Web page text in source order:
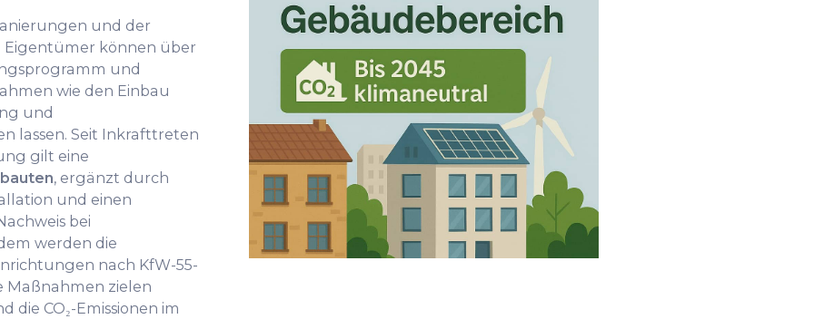
und der
Eigentümer können über
und
wie den Einbau
und
lassen. Seit Inkrafttreten
gilt eine
, ergänzt durch
und einen
bei
werden die
nach KfW-55-
Maßnahmen zielen
die CO₂-Emissionen im